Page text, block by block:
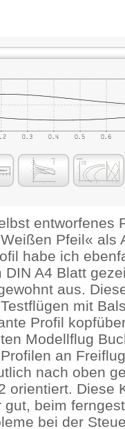
entworfenes
Pfeil« als
habe ich
A4 Blatt
aus.
mit
Profil
Modellflug
an
nach oben
orientiert. Diese
beim
bei der